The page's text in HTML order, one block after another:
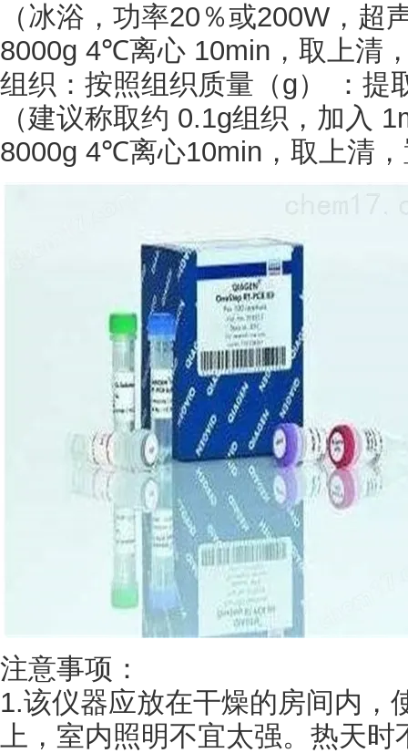
（冰浴，功率20％或200W，
8000g 4℃离心 10min，取上清
组织：按照组织质量（g） ：提
（建议称取约 0.1g组织，加入
8000g 4℃离心10min，取上清
注意事项：
1.该仪器应放在干燥的房间内，
上，室内照明不宜太强。热天